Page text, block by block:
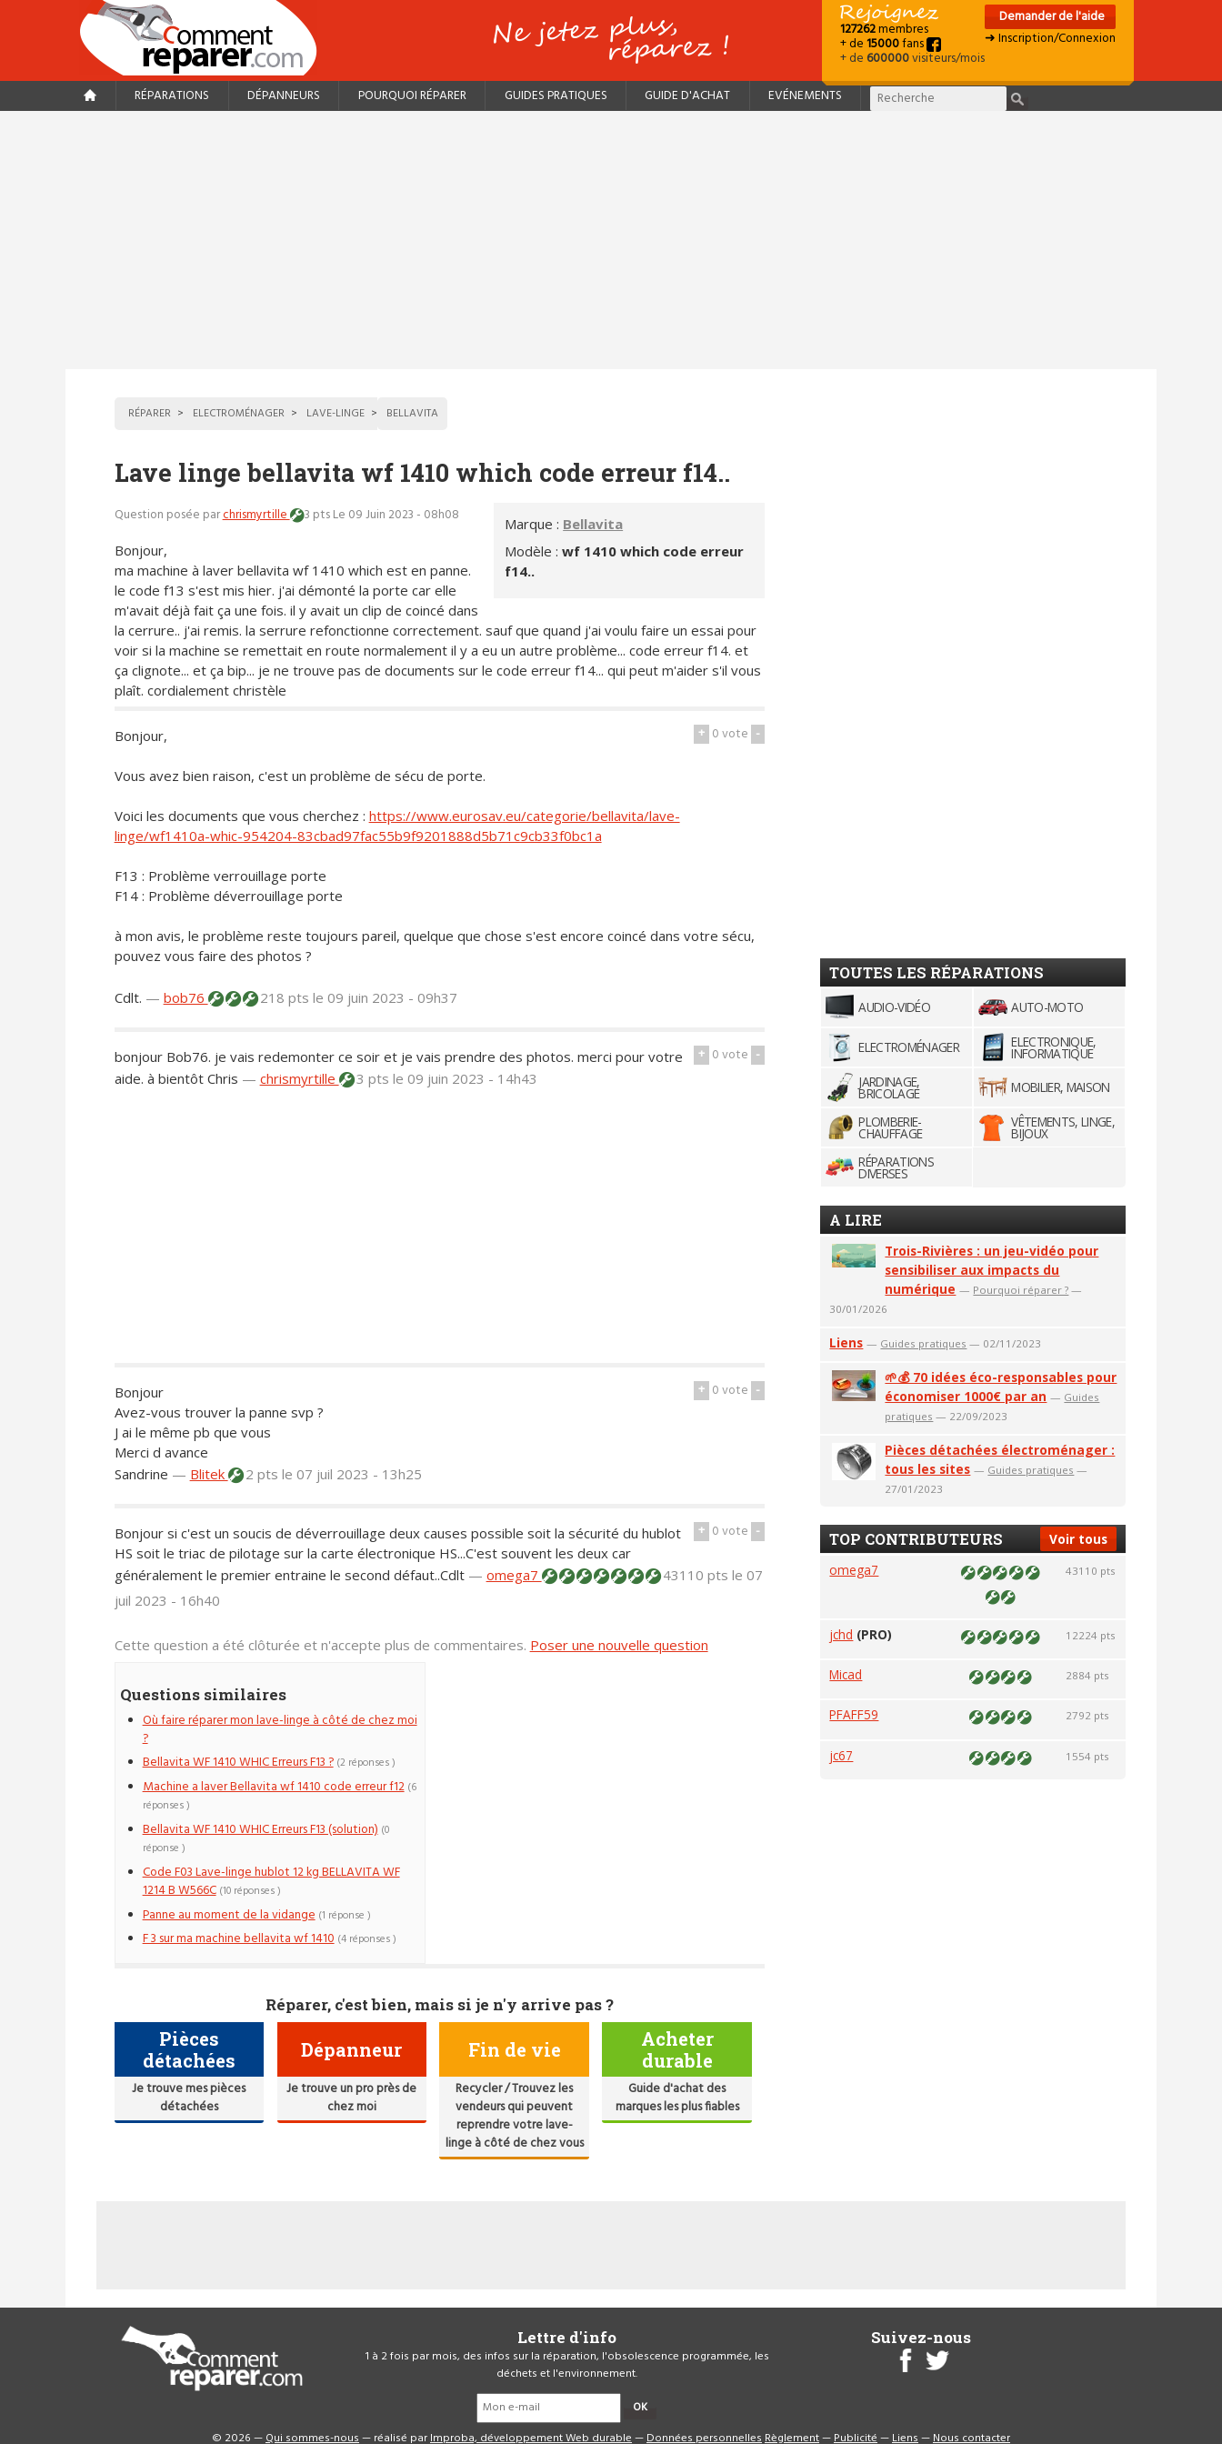
127262membres
+ de15000fans
+ de600000visiteurs/mois
Demander de l'aide
➜ Inscription/Connexion
RÉPARATIONS DÉPANNEURS POURQUOI RÉPARER GUIDES PRATIQUES GUIDE D'ACHAT EVÉNEMENTS
RÉPARER ELECTROMÉNAGER LAVE-LINGE BELLAVITA
Lave linge bellavita wf 1410 which code erreur f14..
Marque : Bellavita
Modèle :wf 1410 which code erreur
f14..
Question posée parchrismyrtille 3 ptsLe 09 Juin 2023 - 08h08
Bonjour,
ma machine à laver bellavita wf 1410 which est en panne.
le code f13 s'est mis hier. j'ai démonté la porte car elle
m'avait déjà fait ça une fois. il y avait un clip de coincé dans
la cerrure.. j'ai remis. la serrure refonctionne correctement. sauf que quand j'ai voulu faire un essai pour
voir si la machine se remettait en route normalement il y a eu un autre problème... code erreur f14. et
ça clignote... et ça bip... je ne trouve pas de documents sur le code erreur f14... qui peut m'aider s'il vous
plaît. cordialement christèle
+ 0vote -
Bonjour,
Vous avez bien raison, c'est un problème de sécu de porte.
Voici les documents que vous cherchez : https://www.eurosav.eu/categorie/bellavita/lave-
linge/wf1410a-whic-954204-83cbad97fac55b9f9201888d5b71c9cb33f0bc1a
F13 : Problème verrouillage porte
F14 : Problème déverrouillage porte
à mon avis, le problème reste toujours pareil, quelque que chose s'est encore coincé dans votre sécu,
pouvez vous faire des photos ?
Cdlt. — bob76 218 pts le 09 juin 2023 - 09h37
+ 0vote -
bonjour Bob76. je vais redemonter ce soir et je vais prendre des photos. merci pour votre
aide. à bientôt Chris — chrismyrtille 3 pts le 09 juin 2023 - 14h43
+ 0vote -
Bonjour
Avez-vous trouver la panne svp ?
J ai le même pb que vous
Merci d avance
Sandrine — Blitek 2 pts le 07 juil 2023 - 13h25
+ 0vote -
Bonjour si c'est un soucis de déverrouillage deux causes possible soit la sécurité du hublot
HS soit le triac de pilotage sur la carte électronique HS...C'est souvent les deux car
généralement le premier entraine le second défaut..Cdlt — omega7 43110 pts le 07
juil 2023 - 16h40
Cette question a été clôturée et n'accepte plus de commentaires. Poser une nouvelle question
Questions similaires
Où faire réparer mon lave-linge à côté de chez moi
?
Bellavita WF 1410 WHIC Erreurs F13 ? (2 réponses )
Machine a laver Bellavita wf 1410 code erreur f12 (6
réponses )
Bellavita WF 1410 WHIC Erreurs F13 (solution) (0
réponse )
Code F03 Lave-linge hublot 12 kg BELLAVITA WF
1214 B W566C (10 réponses )
Panne au moment de la vidange (1 réponse )
F 3 sur ma machine bellavita wf 1410 (4 réponses )
Réparer, c'est bien, mais si je n'y arrive pas ?
Pièces
détachées
Je trouve mes pièces
détachées
Dépanneur
Je trouve un pro près de
chez moi
Fin de vie
Recycler / Trouvez les
vendeurs qui peuvent
reprendre votre lave-
linge à côté de chez vous
Acheter
durable
Guide d'achat des
marques les plus fiables
TOUTES LES RÉPARATIONS
AUDIO-VIDÉO AUTO-MOTO
ELECTROMÉNAGER ELECTRONIQUE,
INFORMATIQUE
JARDINAGE,
BRICOLAGE
MOBILIER, MAISON
PLOMBERIE-
CHAUFFAGE
VÊTEMENTS, LINGE,
BIJOUX
RÉPARATIONS
DIVERSES
A LIRE
Trois-Rivières : un jeu-vidéo pour
sensibiliser aux impacts du
numérique — Pourquoi réparer ? —
30/01/2026
Liens — Guides pratiques — 02/11/2023
🌱💰 70 idées éco-responsables pour
économiser 1000€ par an — Guides
pratiques — 22/09/2023
Pièces détachées électroménager :
tous les sites — Guides pratiques —
27/01/2023
Voir tous
TOP CONTRIBUTEURS
omega7 43110 pts
jchd (PRO) 12224 pts
Micad 2884 pts
PFAFF59 2792 pts
jc67 1554 pts
Lettre d'info
1 à 2 fois par mois, des infos sur la réparation, l'obsolescence programmée, les
déchets et l'environnement.
OK
Suivez-nous
© 2026 —Qui sommes-nous— réalisé parImproba, développement Web durable—Données personnellesRèglement—Publicité—Liens—Nous contacter